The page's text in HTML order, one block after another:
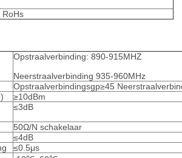
RoHs
Opstraalverbinding: 890-915MHZ
Neerstraalverbinding 935-960MHz
Opstraalverbindingsgp≥45
≥10dBm
≤3dB
50Ω/N schakelaar
≤4dB
≤0.5μs